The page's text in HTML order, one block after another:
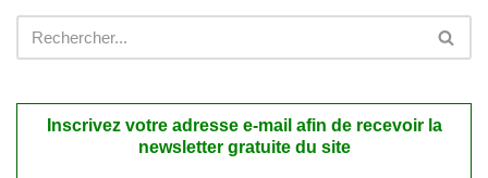
Inscrivez votre adresse e-mail afin de recevoir la
newsletter gratuite du site